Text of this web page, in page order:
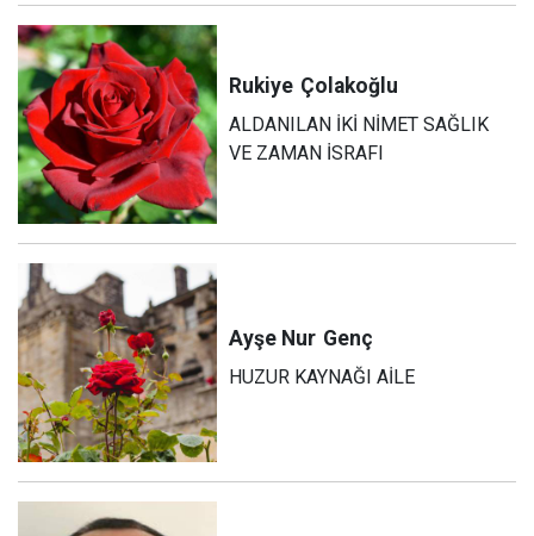
Rukiye Çolakoğlu
ALDANILAN İKİ NİMET SAĞLIK
VE ZAMAN İSRAFI
Ayşe Nur Genç
HUZUR KAYNAĞI AİLE